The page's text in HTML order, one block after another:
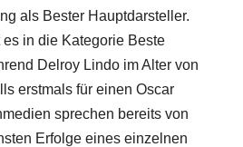
als Bester Hauptdarsteller.
in die Kategorie Beste
Delroy Lindo im Alter von
erstmals für einen Oscar
sprechen bereits von
Erfolge eines einzelnen